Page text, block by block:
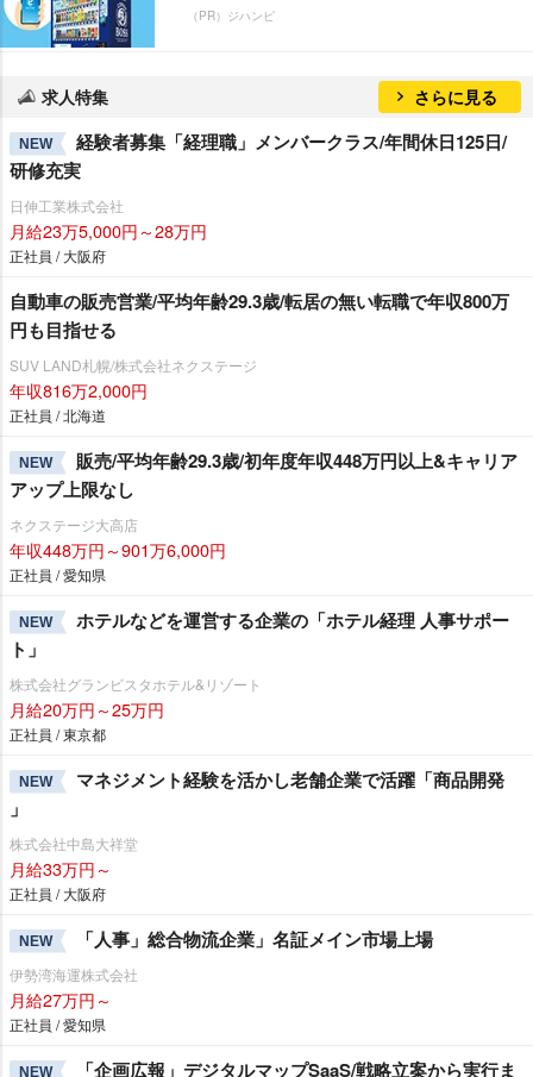
（PR）ジハンピ
求人特集 さらに見る
NEW
経験者募集「経理職」メンバークラス/年間休日125日/
研修充実
日伸工業株式会社
月給23万5,000円～28万円
正社員 / 大阪府
自動車の販売営業/平均年齢29.3歳/転居の無い転職で年収800万
円も目指せる
SUV LAND札幌/株式会社ネクステージ
年収816万2,000円
正社員 / 北海道
NEW
販売/平均年齢29.3歳/初年度年収448万円以上&キャリア
アップ上限なし
ネクステージ大高店
年収448万円～901万6,000円
正社員 / 愛知県
NEW
ホテルなどを運営する企業の「ホテル経理 人事サポー
ト」
株式会社グランビスタホテル&リゾート
月給20万円～25万円
正社員 / 東京都
NEW
マネジメント経験を活かし老舗企業で活躍「商品開発
」
株式会社中島大祥堂
月給33万円～
正社員 / 大阪府
NEW 「人事」総合物流企業」名証メイン市場上場
伊勢湾海運株式会社
月給27万円～
正社員 / 愛知県
NEW 「企画広報」デジタルマップSaaS/戦略立案から実行ま